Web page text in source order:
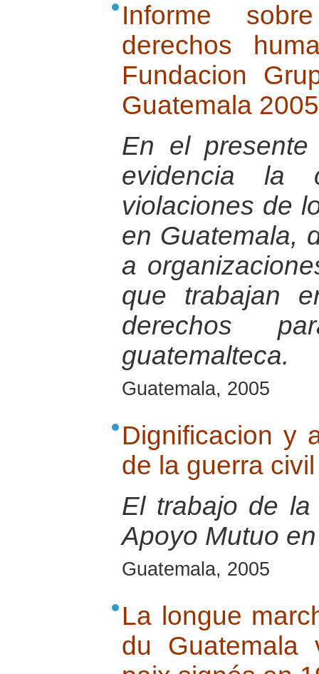
Informe
derechos
Fundacion
Guatemala 2005
En el
evidencia la
violaciones de
en Guatemala,
a
que trabajan
derechos
guatemalteca.
Guatemala, 2005
Dignificacion y
de la guerra
El trabajo de
Apoyo Mutuo
Guatemala, 2005
La longue
du Guatemala